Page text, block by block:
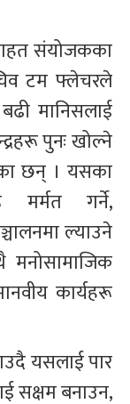
संयोजकका
टम फ्लेचरले
मानिसलाई
पुनः खोल्ने
छन् । यसका
गर्ने,
ल्याउने
मनोसामाजिक
कार्यहरू
यसलाई पार
सक्षम बनाउन,